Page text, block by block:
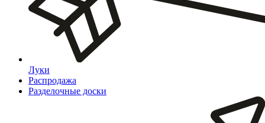
Луки
Распродажа
Разделочные доски